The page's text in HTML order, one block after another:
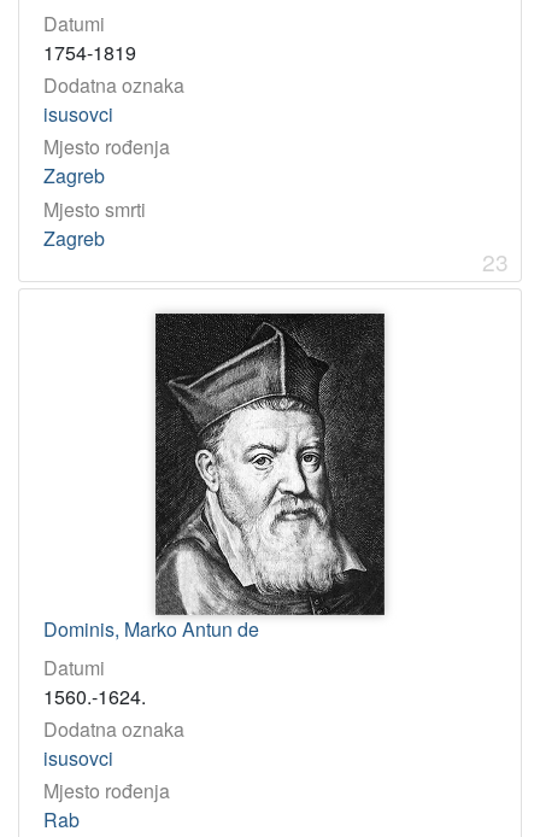
Datumi
1754-1819
Dodatna oznaka
isusovci
Mjesto rođenja
Zagreb
Mjesto smrti
Zagreb
23
Dominis, Marko Antun de
Datumi
1560.-1624.
Dodatna oznaka
isusovci
Mjesto rođenja
Rab